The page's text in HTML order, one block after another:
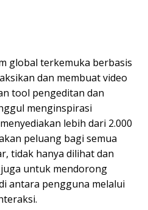
global terkemuka berbasis
dan membuat video
tool pengeditan dan
menginspirasi
lebih dari 2.000
peluang bagi semua
tidak hanya dilihat dan
juga untuk mendorong
antara pengguna melalui